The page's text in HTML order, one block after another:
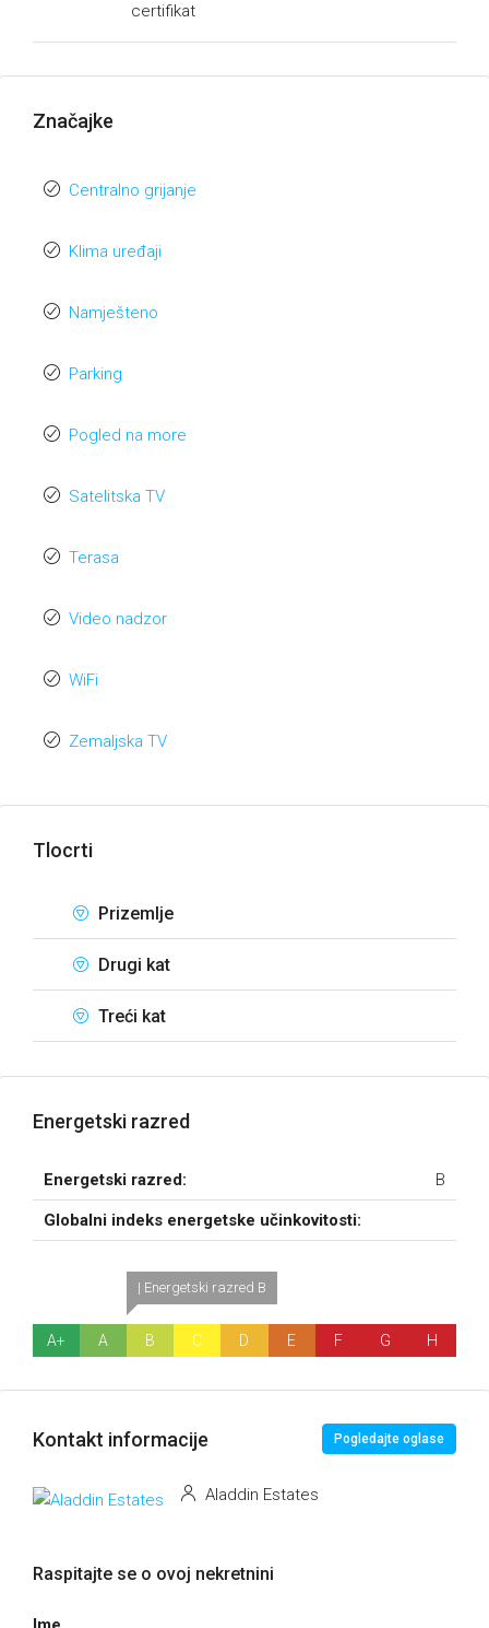
certifikat
Značajke
Centralno grijanje
Klima uređaji
Namješteno
Parking
Pogled na more
Satelitska TV
Terasa
Video nadzor
WiFi
Zemaljska TV
Tlocrti
Prizemlje
Drugi kat
Treći kat
Energetski razred
Energetski razred: B
Globalni indeks energetske učinkovitosti:
A+ A
| Energetski razred B
B C D E F G H
Kontakt informacije Pogledajte oglase
Aladdin Estates
Raspitajte se o ovoj nekretnini